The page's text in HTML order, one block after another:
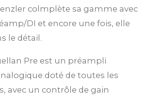
colmplète sa gamme avec
DI et encore une fois, elle
le détail.
Pre est un préampli
doté de toutes les
avec un contrôle de gain